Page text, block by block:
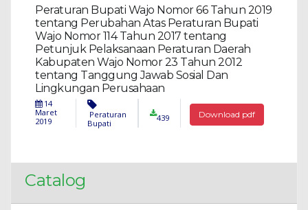
Peraturan Bupati Wajo Nomor 66 Tahun 2019
tentang Perubahan Atas Peraturan Bupati
Wajo Nomor 114 Tahun 2017 tentang
Petunjuk Pelaksanaan Peraturan Daerah
Kabupaten Wajo Nomor 23 Tahun 2012
tentang Tanggung Jawab Sosial Dan
Lingkungan Perusahaan
Download pdf
14
Maret
2019
Peraturan
Bupati
439
Catalog